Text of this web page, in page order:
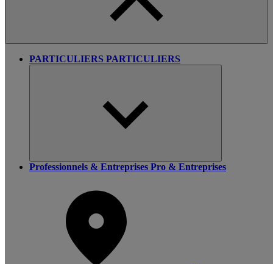
PARTICULIERS PARTICULIERS
Professionnels & Entreprises Pro & Entreprises